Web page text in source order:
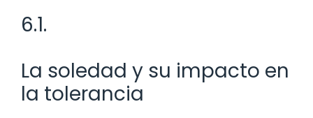
6.1.
La soledad y su impacto en
la tolerancia